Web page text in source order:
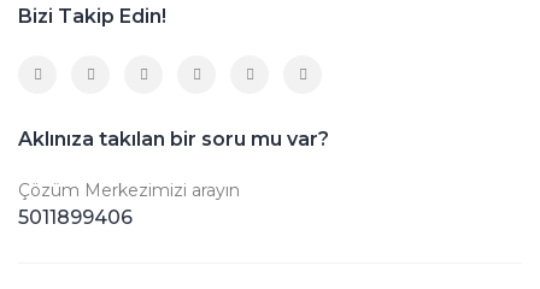
Bizi Takip Edin!
Aklınıza takılan bir soru mu var?
Çözüm Merkezimizi arayın
5011899406